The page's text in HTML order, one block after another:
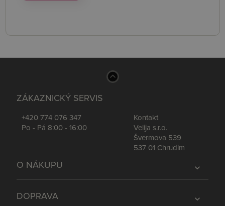
ZÁKAZNICKÝ SERVIS
+420 774 076 347
Po - Pá 8:00 - 16:00
Kontakt
Velija s.r.o.
Švermova 539
537 01 Chrudim
expand_more
O NÁKUPU
expand_more
DOPRAVA